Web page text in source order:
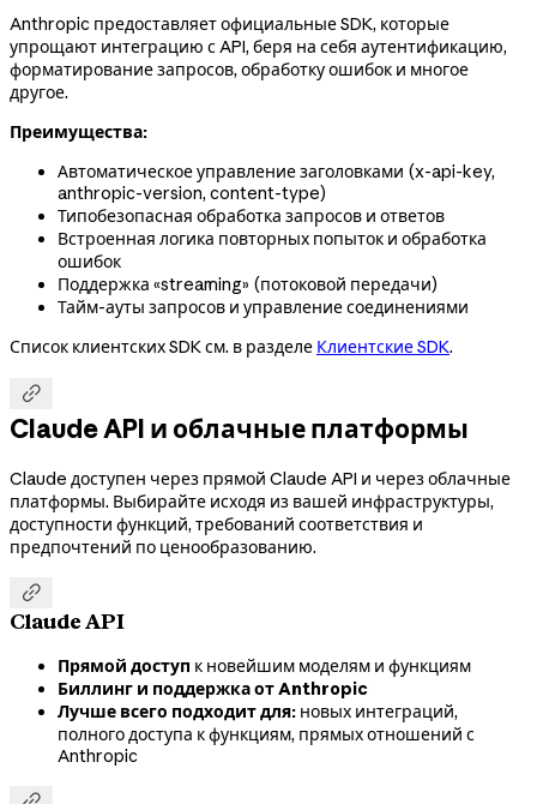
Anthropic предоставляет официальные SDK, которые
упрощают интеграцию с API, беря на себя аутентификацию,
форматирование запросов, обработку ошибок и многое
другое.
Преимущества:
Автоматическое управление заголовками (x-api-key,
anthropic-version, content-type)
Типобезопасная обработка запросов и ответов
Встроенная логика повторных попыток и обработка
ошибок
Поддержка «streaming» (потоковой передачи)
Тайм-ауты запросов и управление соединениями
Список клиентских SDK см. в разделе Клиентские SDK.

Claude API и облачные платформы
Claude доступен через прямой Claude API и через облачные
платформы. Выбирайте исходя из вашей инфраструктуры,
доступности функций, требований соответствия и
предпочтений по ценообразованию.

Claude API
Прямой доступ к новейшим моделям и функциям
Биллинг и поддержка от Anthropic
Лучше всего подходит для: новых интеграций,
полного доступа к функциям, прямых отношений с
Anthropic